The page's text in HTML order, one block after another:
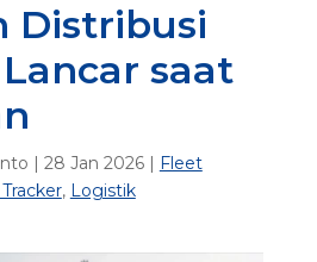
Distribusi
saat
| 28 Jan 2026| Fleet
, Logistik